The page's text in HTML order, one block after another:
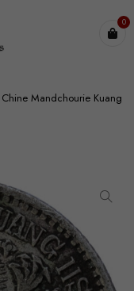
0
Chine Mandchourie Kuang